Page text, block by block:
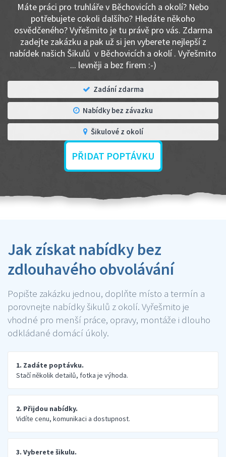
Máte práci pro truhláře v Běchovicích a okolí? Nebo
potřebujete cokoli dalšího? Hledáte někoho
osvědčeného? Vyřešmito je tu právě pro vás. Zdarma
zadejte zakázku a pak už si jen vyberete nejlepší z
nabídek našich Šikulů v Běchovicích a okolí . Vyřešmito
... levněji a bez firem :-)
Zadání zdarma
Nabídky bez závazku
Šikulové z okolí
PŘIDAT POPTÁVKU
Jak získat nabídky bez
zdlouhavého obvolávání
Popište zakázku jednou, doplňte místo a termín a
porovnejte nabídky šikulů z okolí. Vyřešmito je
vhodné pro menší práce, opravy, montáže i dlouho
odkládané domácí úkoly.
1. Zadáte poptávku.
Stačí několik detailů, fotka je výhoda.
2. Přijdou nabídky.
Vidíte cenu, komunikaci a dostupnost.
3. Vyberete šikulu.